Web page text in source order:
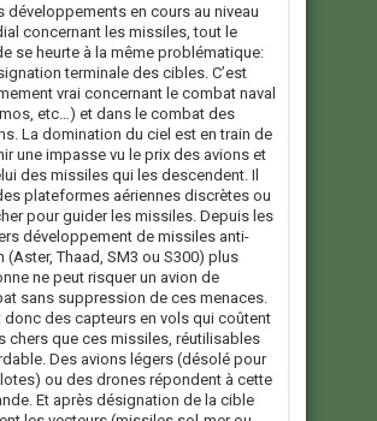
développements en cours au niveau
concernant les missiles, tout le
se heurte à la même problématique:
terminale des cibles. C’est
vrai concernant le combat naval
etc…) et dans le combat des
La domination du ciel est en train de
une impasse vu le prix des avions et
des missiles qui les descendent. Il
plateformes aériennes discrètes ou
pour guider les missiles. Depuis les
développement de missiles anti-
(Aster, Thaad, SM3 ou S300) plus
ne peut risquer un avion de
sans suppression de ces menaces.
donc des capteurs en vols qui coûtent
chers que ces missiles, réutilisables
Des avions légers (désolé pour
ou des drones répondent à cette
Et après désignation de la cible